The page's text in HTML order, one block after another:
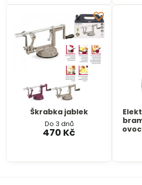
Škrabka jablek
Do 3 dnů
470 Kč